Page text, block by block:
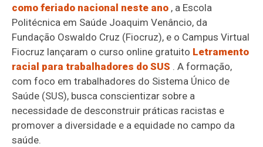
como feriado nacional neste ano , a Escola
Politécnica em Saúde Joaquim Venâncio, da
Fundação Oswaldo Cruz (Fiocruz), e o Campus Virtual
Fiocruz lançaram o curso online gratuito Letramento
racial para trabalhadores do SUS . A formação,
com foco em trabalhadores do Sistema Único de
Saúde (SUS), busca conscientizar sobre a
necessidade de desconstruir práticas racistas e
promover a diversidade e a equidade no campo da
saúde.